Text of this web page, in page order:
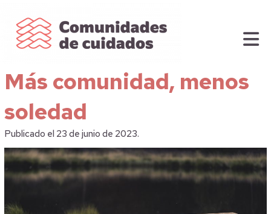
Más comunidad, menos
soledad
Publicado el 23 de junio de 2023.